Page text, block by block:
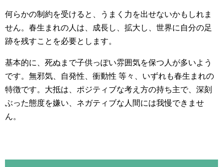
何らかの制約を受けると、うまく力を出せないかもしれま
せん。春生まれの人は、成長し、拡大し、世界に自分の足
跡を残すことを必要とします。
基本的に、死ぬまで子供っぽい雰囲気を保つ人が多いよう
です。無邪気、自発性、衝動性 等々、いずれも春生まれの
特徴です。大抵は、ポジティブな考え方の持ち主で、深刻
ぶった態度を嫌い、ネガティブな人間には我慢できませ
ん。